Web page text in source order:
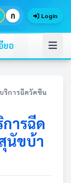
ก Login
ยอ
ริการฉีดวัคซีน
ารฉีด
นัขบ้า